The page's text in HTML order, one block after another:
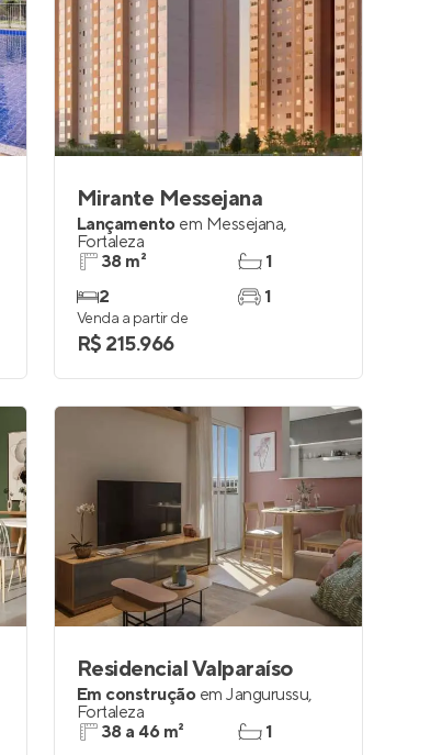
Mirante Messejana
Lançamento em Messejana,
Fortaleza
38 m²
2
1
1
Venda a partir de
R$ 215.966
Residencial Valparaíso
Em construção em Jangurussu,
Fortaleza
38 a 46 m²
1